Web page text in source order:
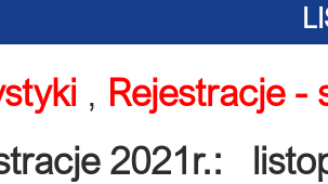
, Rejestracje -
2021r.: